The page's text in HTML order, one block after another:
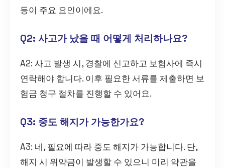
등이 주요 요인이에요.
Q2: 사고가 났을 때 어떻게 처리하나요?
A2: 사고 발생 시, 경찰에 신고하고 보험사에 즉시
연락해야 합니다. 이후 필요한 서류를 제출하면 보
험금 청구 절차를 진행할 수 있어요.
Q3: 중도 해지가 가능한가요?
A3: 네, 필요에 따라 중도 해지가 가능합니다. 단,
해지 시 위약금이 발생할 수 있으니 미리 약관을